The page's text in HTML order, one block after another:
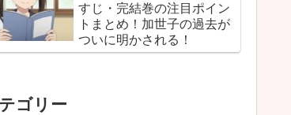
すじ・完結巻の注目ポイン
トまとめ！加世子の過去が
ついに明かされる！
ゴリー